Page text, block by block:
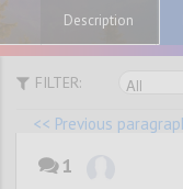
Description
FILTER:
<< Previous
1